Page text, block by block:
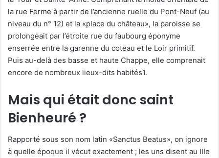
la rue Ferme à partir de l’ancienne ruelle du Pont-Neuf (au
niveau du n° 12) et la «place du château», la paroisse se
prolongeait par l’étroite rue du faubourg éponyme
enserrée entre la garenne du coteau et le Loir primitif.
Puis au-delà des basse et haute Chappe, elle comprenait
encore de nombreux lieux-dits habités1.
Mais qui était donc saint
Bienheuré ?
Rapporté sous son nom latin «Sanctus Beatus», on ignore
à quelle époque il vécut exactement ; les uns disent au IIIe